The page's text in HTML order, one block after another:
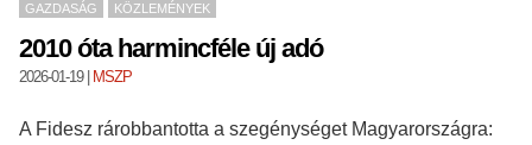
GAZDASÁG KÖZLEMÉNYEK
2010 óta harmincféle új adó
2026-01-19| MSZP
A Fidesz rárobbantotta a szegénységet Magyarországra: